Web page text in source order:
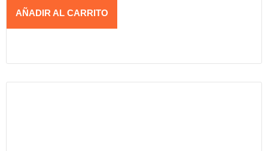
AÑADIR AL CARRITO